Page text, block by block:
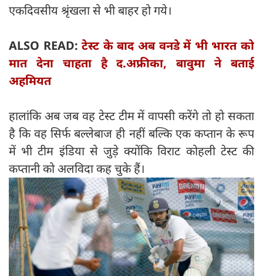
एकदिवसीय श्रृंखला से भी बाहर हो गये।
ALSO READ:टेस्ट के बाद अब वनडे में भी भारत को
मात देना चाहता है द.अफ्रीका, बावुमा ने बताई
अहमियत
हालांकि अब जब वह टेस्ट टीम में वापसी करेंगे तो हो सकता
है कि वह सिर्फ बल्लेबाज ही नहीं बल्कि एक कप्तान के रूप
में भी टीम इंडिया से जुड़े क्योंकि विराट कोहली टेस्ट की
कप्तानी को अलविदा कह चुके हैं।